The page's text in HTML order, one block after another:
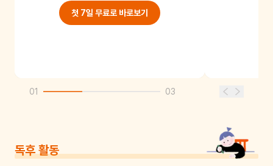
첫 7일 무료로 바로보기
01 03
독후 활동